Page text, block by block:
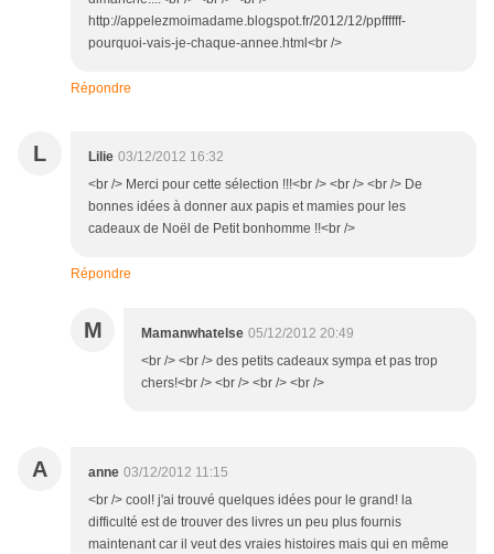
http://appelezmoimadame.blogspot.fr/2012/12/ppffffff-
pourquoi-vais-je-chaque-annee.html<br />
Répondre
L Lilie 03/12/2012 16:32
<br /> Merci pour cette sélection !!!<br /> <br /> <br /> De
bonnes idées à donner aux papis et mamies pour les
cadeaux de Noël de Petit bonhomme !!<br />
Répondre
M Mamanwhatelse 05/12/2012 20:49
<br /> <br /> des petits cadeaux sympa et pas trop
chers!<br /> <br /> <br /> <br />
A anne 03/12/2012 11:15
<br /> cool! j'ai trouvé quelques idées pour le grand! la
difficulté est de trouver des livres un peu plus fournis
maintenant car il veut des vraies histoires mais qui en même